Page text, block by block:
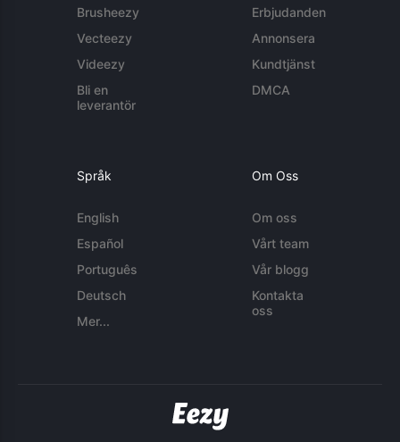
Brusheezy
Vecteezy
Videezy
Bli en
leverantör
Erbjudanden
Annonsera
Kundtjänst
DMCA
Språk
English
Español
Português
Deutsch
Mer...
Om Oss
Om oss
Vårt team
Vår blogg
Kontakta
oss